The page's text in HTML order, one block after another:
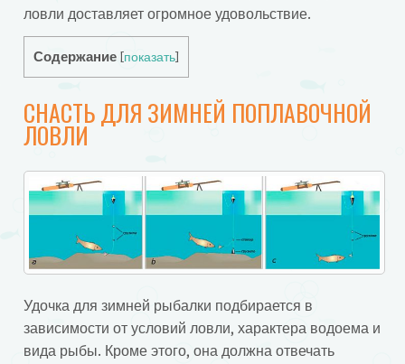
ловли доставляет огромное удовольствие.
Содержание показать]
СНАСТЬ ДЛЯ ЗИМНЕЙ ПОПЛАВОЧНОЙ
ЛОВЛИ
Удочка для зимней рыбалки подбирается в
зависимости от условий ловли, характера водоема и
вида рыбы. Кроме этого, она должна отвечать